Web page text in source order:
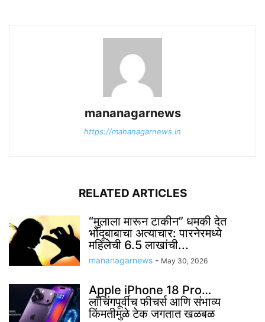
mananagarnews
https://mahanagarnews.in
RELATED ARTICLES
“मुलाला मारून टाकीन” धमकी देत
भोंदूबाबाचा अत्याचार: पारनेरमध्ये
महिलेची 6.5 लाखांची...
mananagarnews - May 30, 2026
Apple iPhone 18 Pro…
लाँचिंगपूर्वीच फीचर्स आणि संभाव्य
किंमतीमुळे टेक जगतात खळबळ